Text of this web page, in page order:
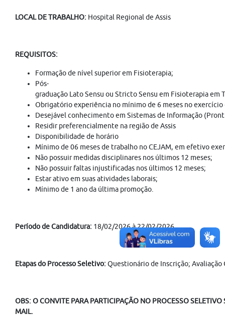
LOCAL DE TRABALHO: Hospital Regional de Assis
REQUISITOS:
Formação de nível superior em Fisioterapia;
Pós-
graduação Lato Sensu ou Stricto Sensu em Fisioterapia
Obrigatório experiência no mínimo de 6 meses no exercício
Desejável conhecimento em Sistemas de Informação
Residir preferencialmente na região de Assis
Disponibilidade de horário
Mínimo de 06 meses de trabalho no CEJAM, em efetivo
Não possuir medidas disciplinares nos últimos 12 meses;
Não possuir faltas injustificadas nos últimos 12 meses;
Estar ativo em suas atividades laborais;
Mínimo de 1 ano da última promoção.
Período de Candidatura: 18/02/2026 à 22/02/2026
Etapas do Processo Seletivo:Questionário de Inscrição;
OBS: O CONVITE PARA PARTICIPAÇÃO NO PROCESSO SELETIVO
MAIL.